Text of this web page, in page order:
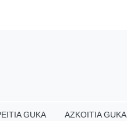
GUKA AZKOITIA GUKA